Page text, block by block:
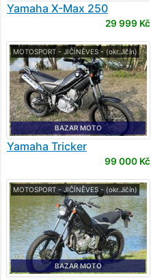
Yamaha X-Max 250
29 999 Kč
MOTOSPORT - JIČÍNĚVES - (okr.Jičín)
BAZAR MOTO
Yamaha Tricker
99 000 Kč
MOTOSPORT - JIČÍNĚVES - (okr.Jičín)
BAZAR MOTO